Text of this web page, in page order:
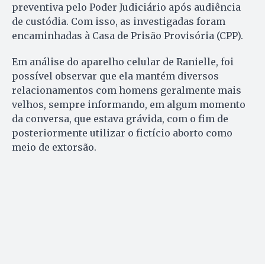
preventiva pelo Poder Judiciário após audiência
de custódia. Com isso, as investigadas foram
encaminhadas à Casa de Prisão Provisória (CPP).
Em análise do aparelho celular de Ranielle, foi
possível observar que ela mantém diversos
relacionamentos com homens geralmente mais
velhos, sempre informando, em algum momento
da conversa, que estava grávida, com o fim de
posteriormente utilizar o fictício aborto como
meio de extorsão.